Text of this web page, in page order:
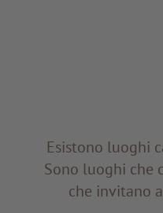
Esistono luoghi
Sono luoghi che
che invitano